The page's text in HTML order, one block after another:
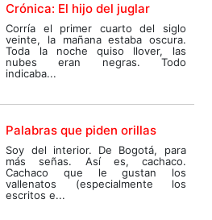
Crónica: El hijo del juglar
Corría el primer cuarto del siglo
veinte, la mañana estaba oscura.
Toda la noche quiso llover, las
nubes eran negras. Todo
indicaba...
Palabras que piden orillas
Soy del interior. De Bogotá, para
más señas. Así es, cachaco.
Cachaco que le gustan los
vallenatos (especialmente los
escritos e...